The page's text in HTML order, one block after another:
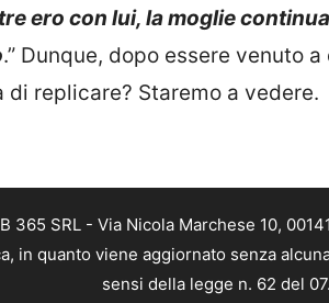
ero con lui, la moglie
.” Dunque, dopo essere venuto
replicare? Staremo a vedere.
SRL - Via Nicola Marchese 10,
in quanto viene aggiornato senza
sensi della legge n. 62 del